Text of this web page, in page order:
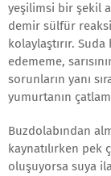
yeşilimsi bir şekil
demir sülfür
kolaylaştırır.
edememe,
sorunların yanı
yumurtanın
Buzdolabından
kaynatılırken pek
oluşuyorsa suya